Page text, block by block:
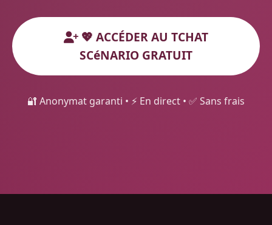
💖 ACCÉDER AU TCHAT
SCéNARIO GRATUIT
🔐 Anonymat garanti • ⚡ En direct • ✅ Sans frais